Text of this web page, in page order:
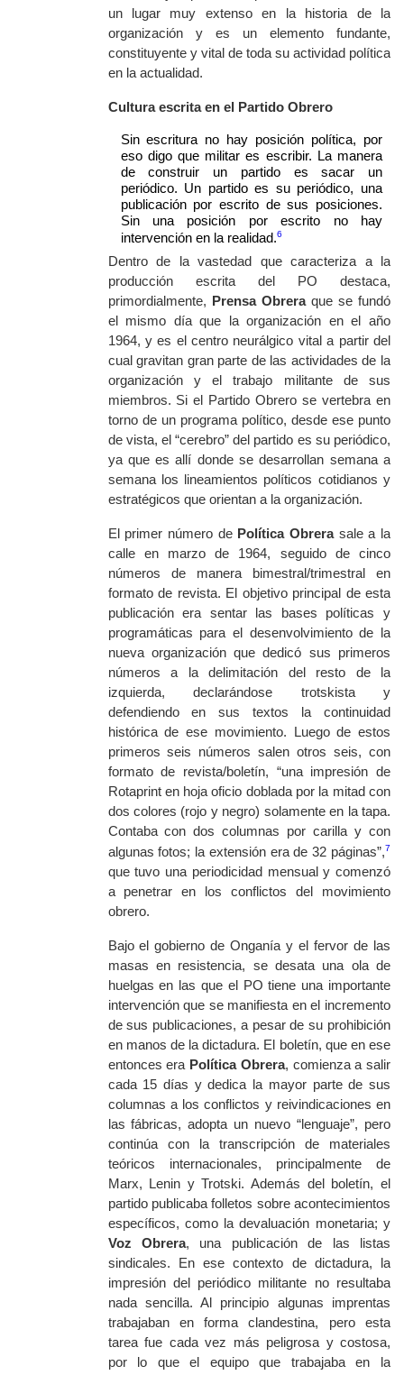
un lugar muy extenso en la historia de la
organización y es un elemento fundante,
constituyente y vital de toda su actividad política
en la actualidad.
Cultura escrita en el Partido Obrero
Sin escritura no hay posición política, por
eso digo que militar es escribir. La manera
de construir un partido es sacar un
periódico. Un partido es su periódico, una
publicación por escrito de sus posiciones.
Sin una posición por escrito no hay
intervención en la realidad.6
Dentro de la vastedad que caracteriza a la
producción escrita del PO destaca,
primordialmente, Prensa Obreraque se fundó
el mismo día que la organización en el año
1964, y es el centro neurálgico vital a partir del
cual gravitan gran parte de las actividades de la
organización y el trabajo militante de sus
miembros. Si el Partido Obrero se vertebra en
torno de un programa político, desde ese punto
de vista, el “cerebro” del partido es su periódico,
ya que es allí donde se desarrollan semana a
semana los lineamientos políticos cotidianos y
estratégicos que orientan a la organización.
El primer número de Política Obrerasale a la
calle en marzo de 1964, seguido de cinco
números de manera bimestral/trimestral en
formato de revista. El objetivo principal de esta
publicación era sentar las bases políticas y
programáticas para el desenvolvimiento de la
nueva organización que dedicó sus primeros
números a la delimitación del resto de la
izquierda, declarándose trotskista y
defendiendo en sus textos la continuidad
histórica de ese movimiento. Luego de estos
primeros seis números salen otros seis, con
formato de revista/boletín, “una impresión de
Rotaprint en hoja oficio doblada por la mitad con
dos colores (rojo y negro) solamente en la tapa.
Contaba con dos columnas por carilla y con
algunas fotos; la extensión era de 32 páginas”,7
que tuvo una periodicidad mensual y comenzó
a penetrar en los conflictos del movimiento
obrero.
Bajo el gobierno de Onganía y el fervor de las
masas en resistencia, se desata una ola de
huelgas en las que el PO tiene una importante
intervención que se manifiesta en el incremento
de sus publicaciones, a pesar de su prohibición
en manos de la dictadura. El boletín, que en ese
entonces era Política Obrera, comienza a salir
cada 15 días y dedica la mayor parte de sus
columnas a los conflictos y reivindicaciones en
las fábricas, adopta un nuevo “lenguaje”, pero
continúa con la transcripción de materiales
teóricos internacionales, principalmente de
Marx, Lenin y Trotski. Además del boletín, el
partido publicaba folletos sobre acontecimientos
específicos, como la devaluación monetaria; y
Voz Obrera, una publicación de las listas
sindicales. En ese contexto de dictadura, la
impresión del periódico militante no resultaba
nada sencilla. Al principio algunas imprentas
trabajaban en forma clandestina, pero esta
tarea fue cada vez más peligrosa y costosa,
por lo que el equipo que trabajaba en la